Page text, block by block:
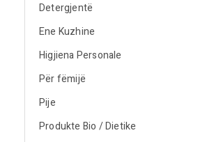
Detergjentë
Ene Kuzhine
Higjiena Personale
Për fëmijë
Pije
Produkte Bio / Dietike